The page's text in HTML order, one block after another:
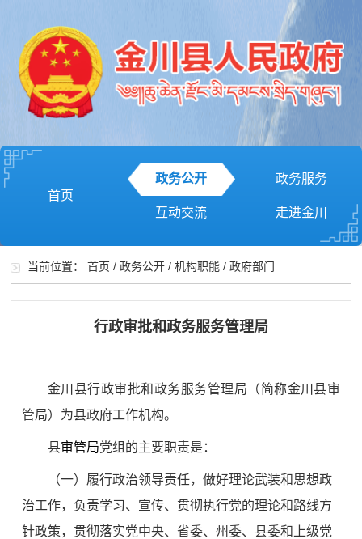
首页
政务公开 政务服务
互动交流 走进金川
当前位置：首页 /政务公开 /机构职能 /政府部门
行政审批和政务服务管理局
金川县行政审批和政务服务管理局（简称金川县审
管局）为县政府工作机构。
县审管局党组的主要职责是：
（一） 履行政治领导责任，做好理论武装和思想政
治工作，负责学习、宣传、贯彻执行党的理论和路线方
针政策，贯彻落实党中央、省委、州委、县委和上级党